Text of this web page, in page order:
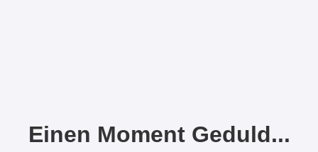
Einen Moment Geduld...